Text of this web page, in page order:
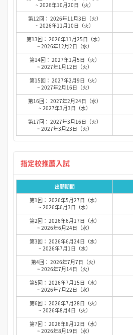
~ 2026年10月20日（火）
第12回： 2026年11月3日（火）
~ 2026年11月10日（火）
第13回： 2026年11月25日（水）
~ 2026年12月2日（水）
第14回： 2027年1月5日（火）
~ 2027年1月12日（火）
第15回： 2027年2月9日（火）
~ 2027年2月16日（火）
第16回： 2027年2月24日（水）
~ 2027年3月3日（水）
第17回： 2027年3月16日（火）
~ 2027年3月23日（火）
出願期間
第1回： 2026年5月27日（水）
~ 2026年6月3日（水）
第2回： 2026年6月17日（水）
~ 2026年6月24日（水）
第3回： 2026年6月24日（水）
~ 2026年7月1日（水）
第4回： 2026年7月7日（火）
~ 2026年7月14日（火）
第5回： 2026年7月15日（水）
~ 2026年7月22日（水）
第6回： 2026年7月28日（火）
~ 2026年8月4日（火）
第7回： 2026年8月12日（水）
~ 2026年8月19日（水）